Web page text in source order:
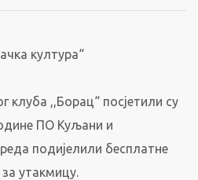
култура“
клуба ,,Борац“ посјетили су
ПО Куљани и
подијелили бесплатне
за утакмицу.